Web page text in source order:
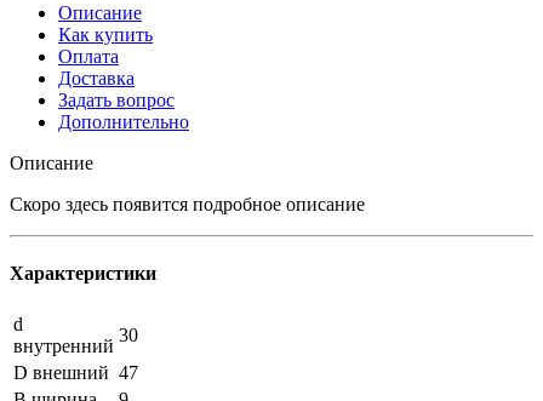
Описание
Как купить
Оплата
Доставка
Задать вопрос
Дополнительно
Описание
Скоро здесь появится подробное описание
Характеристики
d
внутренний
30
D внешний 47